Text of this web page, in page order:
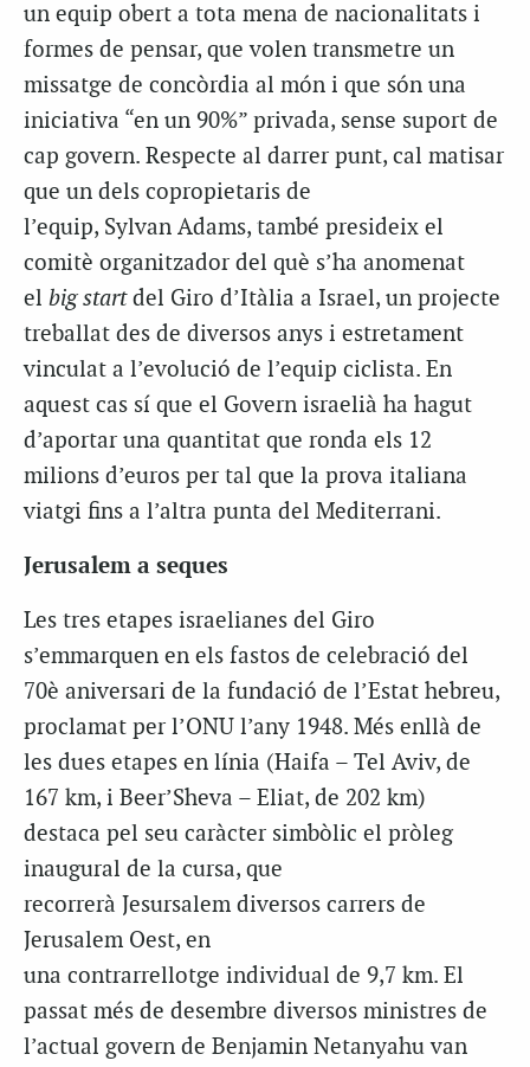
un equip obert a tota mena de nacionalitats i
formes de pensar, que volen transmetre un
missatge de concòrdia al món i que són una
iniciativa “en un 90%” privada, sense suport de
cap govern. Respecte al darrer punt, cal matisar
que un dels copropietaris de
l’equip, Sylvan Adams, també presideix el
comitè organitzador del què s’ha anomenat
el big startdel Giro d’Itàlia a Israel, un projecte
treballat des de diversos anys i estretament
vinculat a l’evolució de l’equip ciclista. En
aquest cas sí que el Govern israelià ha hagut
d’aportar una quantitat que ronda els 12
milions d’euros per tal que la prova italiana
viatgi fins a l’altra punta del Mediterrani.
Jerusalem a seques
Les tres etapes israelianes del Giro
s’emmarquen en els fastos de celebració del
70è aniversari de la fundació de l’Estat hebreu,
proclamat per l’ONU l’any 1948. Més enllà de
les dues etapes en línia (Haifa – Tel Aviv, de
167 km, i Beer’Sheva – Eliat, de 202 km)
destaca pel seu caràcter simbòlic el pròleg
inaugural de la cursa, que
recorrerà Jesursalem diversos carrers de
Jerusalem Oest, en
una contrarrellotge individual de 9,7 km. El
passat més de desembre diversos ministres de
l’actual govern de Benjamin Netanyahu van